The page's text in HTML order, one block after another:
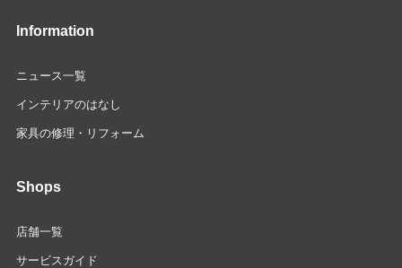
Information
ニュース一覧
インテリアのはなし
家具の修理・リフォーム
Shops
店舗一覧
サービスガイド